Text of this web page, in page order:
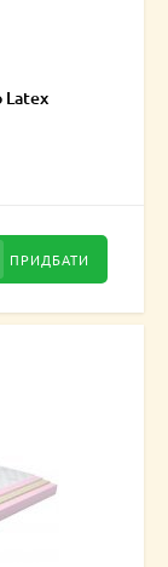
Latex
ПРИДБАТИ